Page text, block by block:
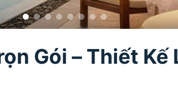
Gói – Thiết